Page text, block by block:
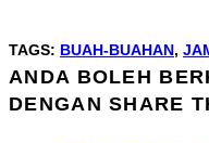
TAGS: BUAH-BUAHAN,
ANDA BOLEH
DENGAN SHARE